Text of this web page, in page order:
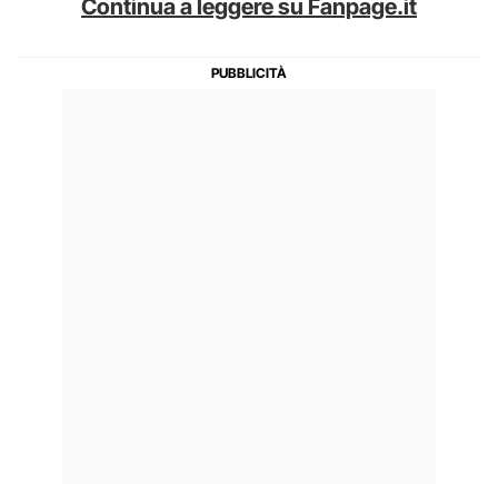
Continua a leggere su Fanpage.it